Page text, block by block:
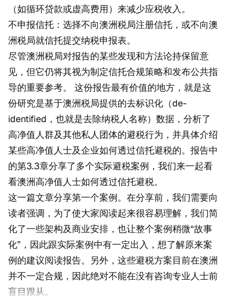
（如循环贷款或虚高费用）来减少应税收入。
不申报信托：选择不向澳洲税局注册信托，或不向澳
洲税局就信托提交纳税申报表。
尽管澳洲税局对报告的某些发现和方法论持保留意
见，但它仍将其视为制定信托合规策略和发布公共指
导的重要参考。 这份报告最有价值的地方，就是这
份研究是基于澳洲税局提供的去标识化（de-
identified，也就是去除纳税人名称）数据，分析了
高净值人群及其他私人团体的避税行为，并具体介绍
某些高净值人士及企业如何透过信托避税的。报告中
的第3.3章分享了多个实际避税案例，我们来一起看
看澳洲高净值人士如何透过信托避税。
这一篇文章分享第一个案例。在分享前，我们需要向
读者强调，为了使大家阅读起来很容易理解，我们简
化了一些架构及商业安排，也让整个案例稍微“故事
化”，因此跟实际案例中有一定出入，想了解原来案
例的建议阅读报告。另外，这些避税方案目前在澳洲
并不一定合规，因此绝对不能在没有咨询专业人士前
盲目跟从。